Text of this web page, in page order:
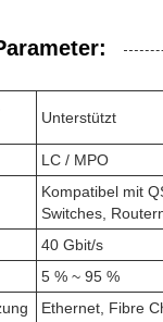
Unterstützt
LC / MPO
Kompatibel mit
Switches,
40 Gbit/s
5 % ~ 95 %
Ethernet, Fibre